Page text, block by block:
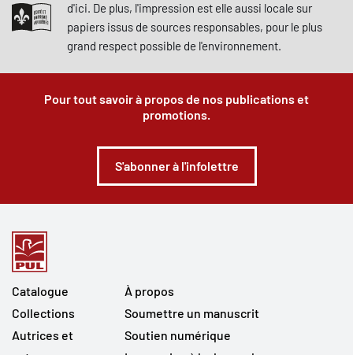
d'ici. De plus, l'impression est elle aussi locale sur
papiers issus de sources responsables, pour le plus
grand respect possible de l'environnement.
Pour tout savoir à propos de nos publications et
promotions.
S'abonner à l'infolettre
Catalogue
Collections
Autrices et
À propos
Soumettre un manuscrit
Soutien numérique